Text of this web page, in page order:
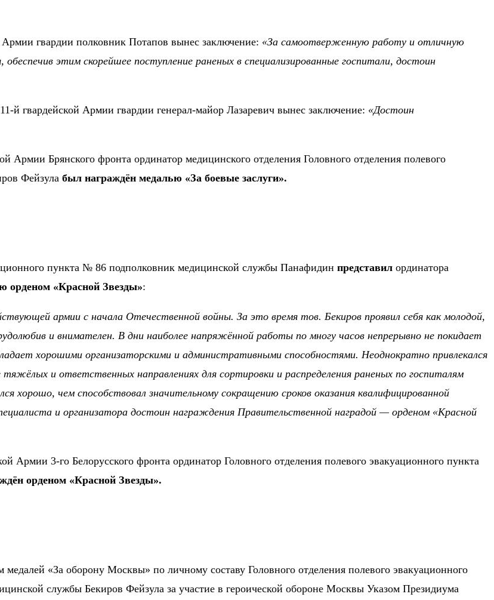
Армии гвардии полковник Потапов вынес заключение: «За самоотверженную работу и отличную
обеспечив этим скорейшее поступление раненых в специализированные госпитали, достоин
й гвардейской Армии гвардии генерал-майор Лазаревич вынес заключение: «Достоин
Армии Брянского фронта ординатор медицинского отделения Головного отделения полевого
Фейзула был награждён медалью «За боевые заслуги».
пункта № 86 подполковник медицинской службы Панафидин представил ординатора
орденом «Красной Звезды»:
армии с начала Отечественной войны. За это время тов. Бекиров проявил себя как молодой,
и внимателен. В дни наиболее напряжённой работы по многу часов непрерывно не покидает
хорошими организаторскими и административными способностями. Неоднократно привлекался
и ответственных направлениях для сортировки и распределения раненых по госпиталям
хорошо, чем способствовал значительному сокращению сроков оказания квалифицированной
и организатора достоин награждения Правительственной наградой — орденом «Красной
Армии 3-го Белорусского фронта ординатор Головного отделения полевого эвакуационного пункта
орденом «Красной Звезды».
«За оборону Москвы» по личному составу Головного отделения полевого эвакуационного
службы Бекиров Фейзула за участие в героической обороне Москвы Указом Президиума